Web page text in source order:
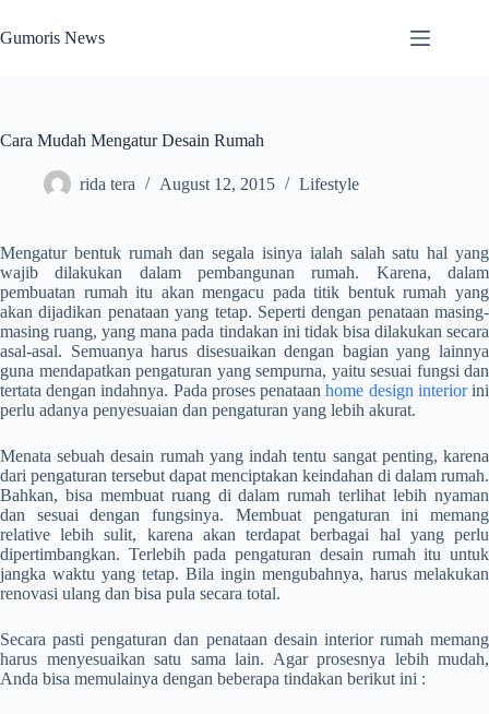
to
content
Gumoris News
Cara Mudah Mengatur Desain Rumah
rida tera August 12, 2015 Lifestyle
Mengatur bentuk rumah dan segala isinya ialah salah satu hal yang
wajib dilakukan dalam pembangunan rumah. Karena, dalam
pembuatan rumah itu akan mengacu pada titik bentuk rumah yang
akan dijadikan penataan yang tetap. Seperti dengan penataan masing-
masing ruang, yang mana pada tindakan ini tidak bisa dilakukan secara
asal-asal. Semuanya harus disesuaikan dengan bagian yang lainnya
guna mendapatkan pengaturan yang sempurna, yaitu sesuai fungsi dan
tertata dengan indahnya. Pada proses penataanhome design interiorini
perlu adanya penyesuaian dan pengaturan yang lebih akurat.
Menata sebuah desain rumah yang indah tentu sangat penting, karena
dari pengaturan tersebut dapat menciptakan keindahan di dalam rumah.
Bahkan, bisa membuat ruang di dalam rumah terlihat lebih nyaman
dan sesuai dengan fungsinya. Membuat pengaturan ini memang
relative lebih sulit, karena akan terdapat berbagai hal yang perlu
dipertimbangkan. Terlebih pada pengaturan desain rumah itu untuk
jangka waktu yang tetap. Bila ingin mengubahnya, harus melakukan
renovasi ulang dan bisa pula secara total.
Secara pasti pengaturan dan penataan desain interior rumah memang
harus menyesuaikan satu sama lain. Agar prosesnya lebih mudah,
Anda bisa memulainya dengan beberapa tindakan berikut ini :